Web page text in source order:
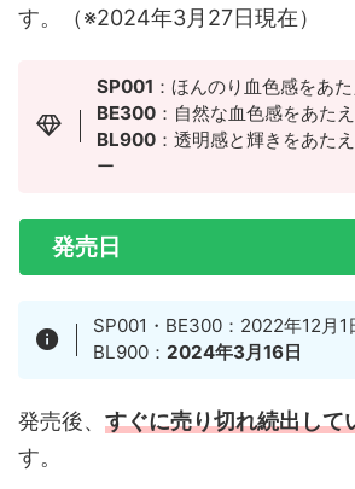
す。（※2024年3月27日現在）
SP001 ：ほんのり血色感をあ
BE300：自然な血色感をあた
BL900：透明感と輝きをあた
ー
発売日
SP001・BE300：2022年12月1
BL900： 2024年3月16日
発売後、 すぐに売り切れ続出して
す。